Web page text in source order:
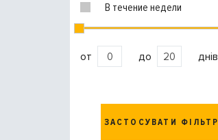
В течение недели
от до днів
ЗАСТОСУВАТИ ФІЛЬТР